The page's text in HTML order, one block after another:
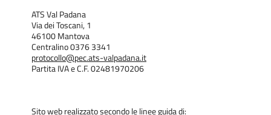
ATS Val Padana
Via dei Toscani, 1
46100 Mantova
Centralino 0376 3341
protocollo@pec.ats-valpadana.it
Partita IVA e C.F. 02481970206
Sito web realizzato secondo le linee guida di: